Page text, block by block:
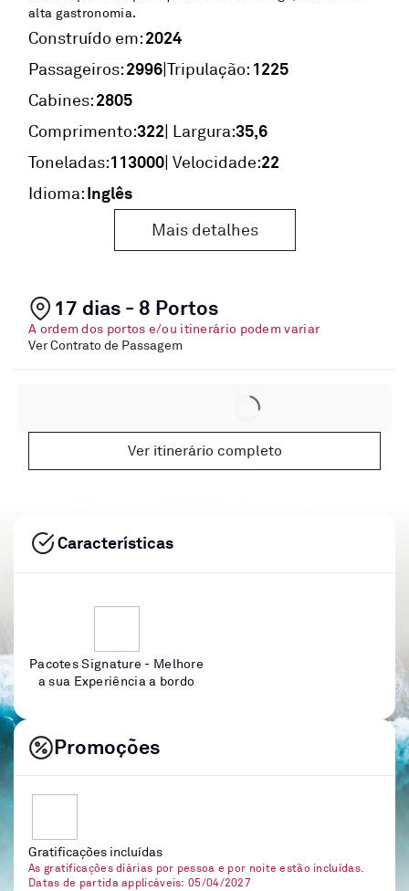
alta gastronomia.
Construído em:2024
Passageiros:2996|Tripulação: 1225
Cabines:2805
Comprimento:322| Largura:35,6
Toneladas:113000| Velocidade:22
Idioma:Inglês
Mais detalhes
17 dias - 8 Portos
A ordem dos portos e/ou itinerário podem variar
Ver Contrato de Passagem
Ver itinerário completo
Características
Pacotes Signature - Melhore
a sua Experiência a bordo
Promoções
Gratificações incluídas
As gratificações diárias por pessoa e por noite estão incluídas.
Datas de partida applicáveis: 05/04/2027